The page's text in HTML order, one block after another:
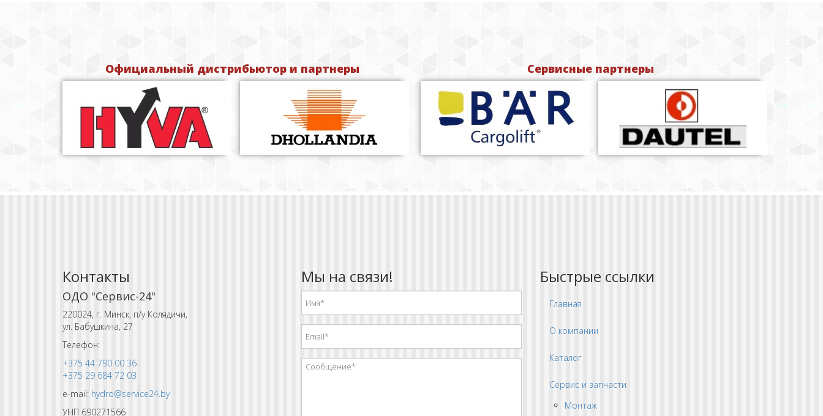
Официальный дистрибьютор и партнеры Сервисные партнеры
Контакты
ОДО "Сервис-24"
220024, г. Минск, п/у Колядичи,
ул. Бабушкина, 27
Телефон:
+375 44 790 00 36
+375 29 684 72 03
e-mail: hydro@service24.by
УНП 690271566
Мы на связи! Быстрые ссылки
Главная
О компании
Каталог
Сервис и запчасти
Монтаж